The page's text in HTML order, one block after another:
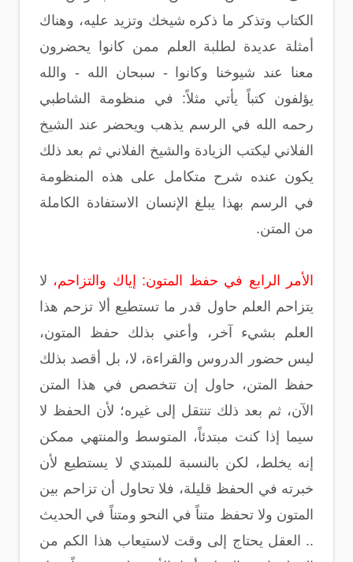
الكتاب وتذكر ما ذكره شيخك وتزيد عليه، وهناك
أمثلة عديدة لطلبة العلم ممن كانوا يحضرون
معنا عند شيوخنا وكانوا - سبحان الله - والله
يؤلفون كتباً يأتي مثلاً: في منظومة الشاطبي
رحمه الله في الرسم يذهب ويحضر عند الشيخ
الفلاني ليكتب الزيادة والشيخ الفلاني ثم بعد ذلك
يكون عنده شرح متكامل على هذه المنظومة
في الرسم بهذا يبلغ الإنسان الاستفادة الكاملة
من المتن.
الأمر الرابع في حفظ المتون: إياك والتزاحم، لا
يتزاحم العلم حاول قدر ما تستطيع ألا تزحم هذا
العلم بشيء آخر، وأعني بذلك حفظ المتون،
ليس حضور الدروس والقراءة، لا، بل أقصد بذلك
حفظ المتن، حاول إن تتخصص في هذا المتن
الآن، ثم بعد ذلك تنتقل إلى غيره؛ لأن الحفظ لا
سيما إذا كنت مبتدئاً، المتوسط والمنتهي ممكن
إنه يخلط، لكن بالنسبة للمبتدي لا يستطيع لأن
خبرته في الحفظ قليلة، فلا تحاول أن تزاحم بين
المتون ولا تحفظ متناً في النحو ومتناً في الحديث
.. العقل يحتاج إلى وقت لاستيعاب هذا الكم من